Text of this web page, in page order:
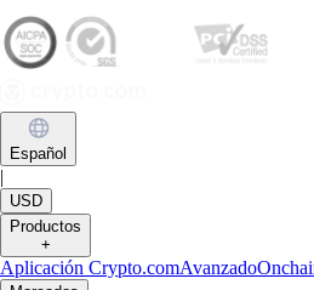
Español
|
USD
Productos
+
Aplicación Crypto.comAvanzado